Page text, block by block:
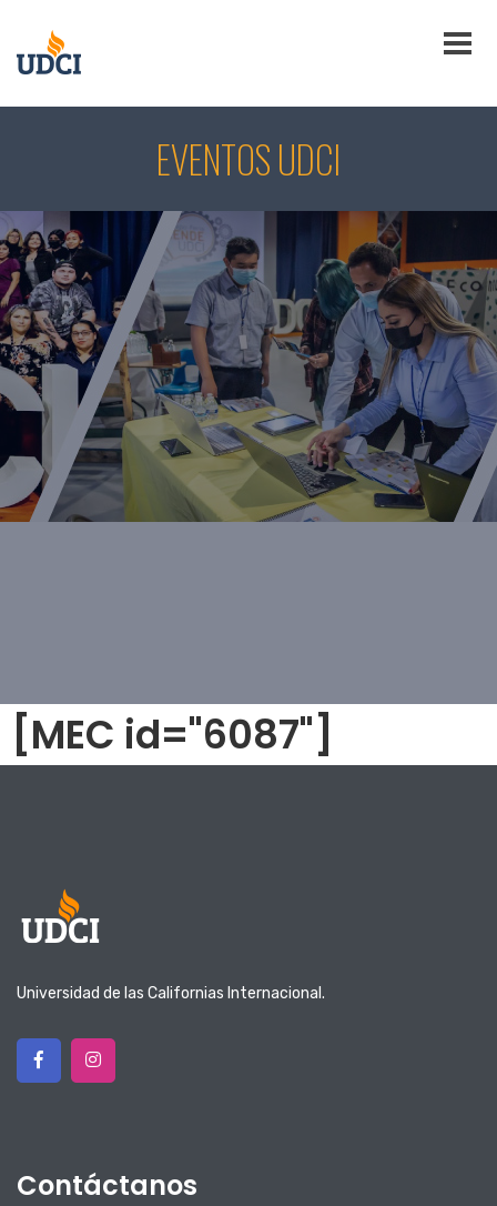
EVENTOS UDCI
[MEC id="6087"]
Universidad de las Californias Internacional.
Contáctanos